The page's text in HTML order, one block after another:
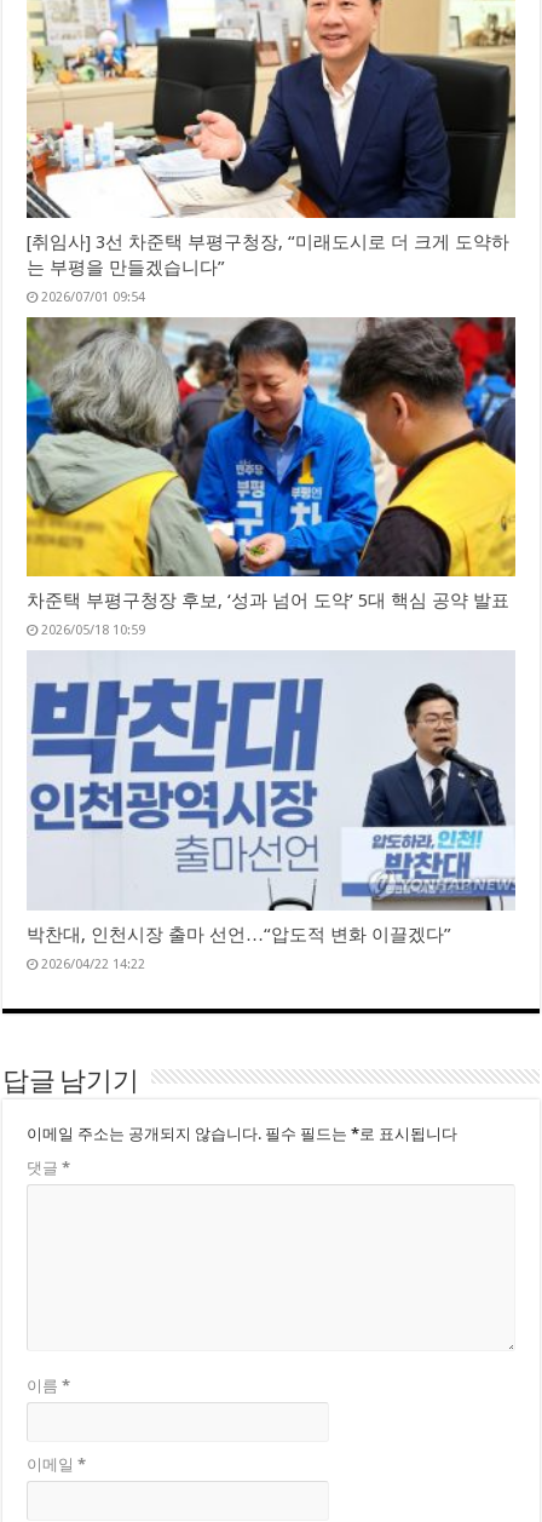
[취임사] 3선 차준택 부평구청장, “미래도시로 더 크게 도약하
는 부평을 만들겠습니다”
2026/07/01 09:54
차준택 부평구청장 후보, ‘성과 넘어 도약’ 5대 핵심 공약 발표
2026/05/18 10:59
박찬대, 인천시장 출마 선언…“압도적 변화 이끌겠다”
2026/04/22 14:22
답글 남기기
이메일 주소는 공개되지 않습니다. 필수 필드는*로 표시됩니다
댓글*
이름*
이메일*